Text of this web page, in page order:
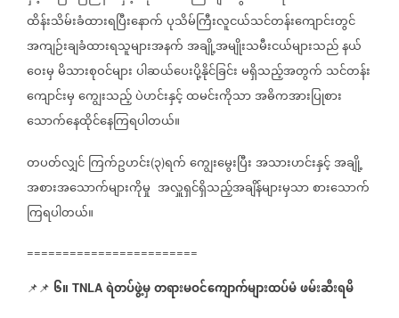
ထိန်းသိမ်းခံထားရပြီးနောက်ပုသိမ်ကြီးလူငယ်သင်တန်းကျောင်းတွင်
အကျဉ်းချခံထားရသူများအနက်အချို့အမျိုးသမီးငယ်များသည်နယ်
ဝေးမှမိသားစုဝင်များပါဆယ်ပေးပို့နိုင်ခြင်းမရှိသည့်အတွက် သင်တန်း
ကျောင်းမှကျွေးသည့်ပဲဟင်းနှင့်ထမင်းကိုသာအဓိကအားပြုစား
သောက်နေထိုင်နေကြရပါတယ်။
တပတ်လျှင်ကြက်ဥဟင်း(၃)ရက်ကျွေးမွေးပြီးအသားဟင်းနှင့်အချို့
အစားအသောက်များကိုမှု အလှူရှင်ရှိသည့်အချိန်များမှသာစားသောက်
ကြရပါတယ်။
========================
📌📌 ၆။ TNLA ရဲတပ်ဖွဲ့မှတရားမဝင်ကျောက်များထပ်မံဖမ်းဆီးရမိ